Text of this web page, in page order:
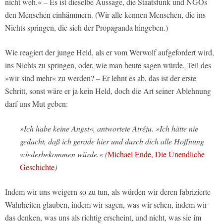
den Menschen einhämmern. (Wir alle kennen Menschen, die ins
Nichts springen, die sich der Propaganda hingeben.)
Wie reagiert der junge Held, als er vom Werwolf aufgefordert wird,
ins Nichts zu springen, oder, wie man heute sagen würde, Teil des
»wir sind mehr« zu werden? – Er lehnt es ab, das ist der erste
Schritt, sonst wäre er ja kein Held, doch die Art seiner Ablehnung
darf uns Mut geben:
»Ich habe keine Angst«, antwortete Atréju. »Ich hätte nie
gedacht, daß ich gerade hier und durch dich alle Hoffnung
wiederbekommen würde.« (Michael Ende, Die Unendliche
Geschichte)
Indem wir uns weigern so zu tun, als würden wir deren fabrizierte
Wahrheiten glauben, indem wir sagen, was wir sehen, indem wir
das denken, was uns als richtig erscheint, und nicht, was sie im